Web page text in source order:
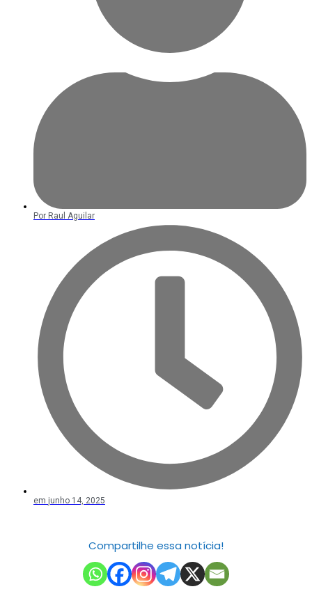
Por Raul Aguilar
em junho 14, 2025
Compartilhe essa notícia!